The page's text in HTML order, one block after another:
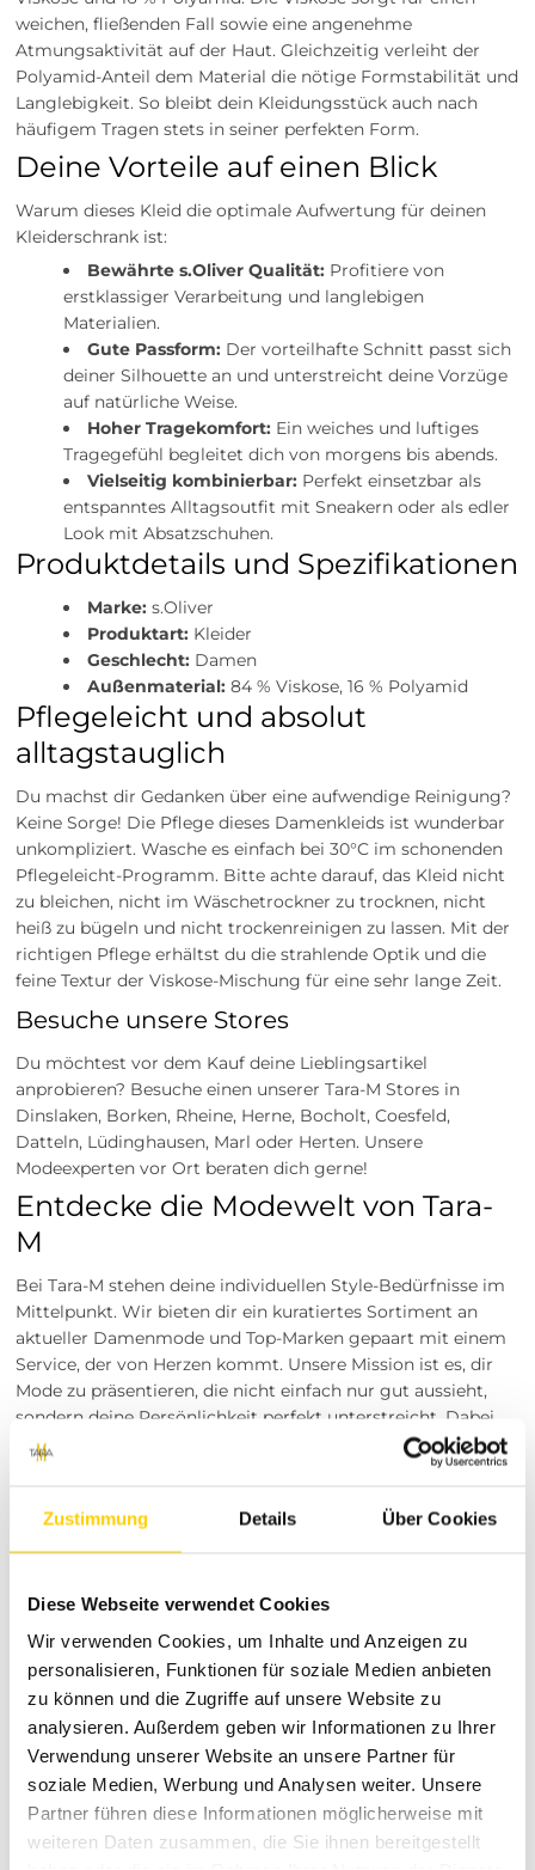
Zustimmung Details Über Cookies
Diese Webseite verwendet Cookies
Wir verwenden Cookies, um Inhalte und Anzeigen zu
personalisieren, Funktionen für soziale Medien anbieten
zu können und die Zugriffe auf unsere Website zu
analysieren. Außerdem geben wir Informationen zu Ihrer
Verwendung unserer Website an unsere Partner für
soziale Medien, Werbung und Analysen weiter. Unsere
Partner führen diese Informationen möglicherweise mit
weiteren Daten zusammen, die Sie ihnen bereitgestellt
weichen, fließenden Fall sowie eine angenehme
Atmungsaktivität auf der Haut. Gleichzeitig verleiht der
Polyamid-Anteil dem Material die nötige Formstabilität und
Langlebigkeit. So bleibt dein Kleidungsstück auch nach
häufigem Tragen stets in seiner perfekten Form.
Deine Vorteile auf einen Blick
Warum dieses Kleid die optimale Aufwertung für deinen
Kleiderschrank ist:
Bewährte s.Oliver Qualität: Profitiere von
erstklassiger Verarbeitung und langlebigen
Materialien.
Gute Passform: Der vorteilhafte Schnitt passt sich
deiner Silhouette an und unterstreicht deine Vorzüge
auf natürliche Weise.
Hoher Tragekomfort: Ein weiches und luftiges
Tragegefühl begleitet dich von morgens bis abends.
Vielseitig kombinierbar: Perfekt einsetzbar als
entspanntes Alltagsoutfit mit Sneakern oder als edler
Look mit Absatzschuhen.
Produktdetails und Spezifikationen
Marke: s.Oliver
Produktart: Kleider
Geschlecht: Damen
Außenmaterial: 84 % Viskose, 16 % Polyamid
Pflegeleicht und absolut
alltagstauglich
Du machst dir Gedanken über eine aufwendige Reinigung?
Keine Sorge! Die Pflege dieses Damenkleids ist wunderbar
unkompliziert. Wasche es einfach bei 30°C im schonenden
Pflegeleicht-Programm. Bitte achte darauf, das Kleid nicht
zu bleichen, nicht im Wäschetrockner zu trocknen, nicht
heiß zu bügeln und nicht trockenreinigen zu lassen. Mit der
richtigen Pflege erhältst du die strahlende Optik und die
feine Textur der Viskose-Mischung für eine sehr lange Zeit.
Besuche unsere Stores
Du möchtest vor dem Kauf deine Lieblingsartikel
anprobieren? Besuche einen unserer Tara-M Stores in
Dinslaken, Borken, Rheine, Herne, Bocholt, Coesfeld,
Datteln, Lüdinghausen, Marl oder Herten. Unsere
Modeexperten vor Ort beraten dich gerne!
Entdecke die Modewelt von Tara-
M
Bei Tara-M stehen deine individuellen Style-Bedürfnisse im
Mittelpunkt. Wir bieten dir ein kuratiertes Sortiment an
aktueller Damenmode und Top-Marken gepaart mit einem
Service, der von Herzen kommt. Unsere Mission ist es, dir
Mode zu präsentieren, die nicht einfach nur gut aussieht,
sondern deine Persönlichkeit perfekt unterstreicht. Dabei
legen wir höchsten Wert auf erstklassige Qualität,
hundertprozentige Kundenzufriedenheit und ein wirklich
Shopping ohne Risiko: Deine
Ein entspanntes Einkaufserlebnis hört für uns nicht beim
Checkout auf. Wir möchten, dass du dich sicher und gut
aufgehoben fühlst. Deshalb garantieren wir dir absolute
Transparenz und faire Konditionen bei deiner Bestellung:
Günstiger und schneller Versand:Wir liefern dir
deine neuen Fashion-Highlights für nur 4,99 €
Versandkosten innerhalb Deutschlands schnell und
zuverlässig direkt an die Haustür.
Entspannte Rückgabe:
Das bestellte Stück
entspricht doch nicht ganz deinen Erwartungen? Das